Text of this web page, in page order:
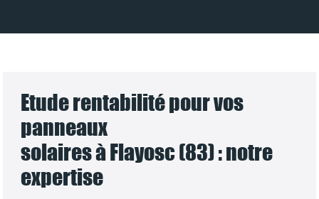
Etude rentabilité pour vos
panneaux
solaires à Flayosc (83) : notre
expertise